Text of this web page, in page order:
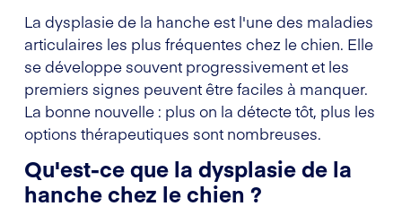
La dysplasie de la hanche est l'une des maladies
articulaires les plus fréquentes chez le chien. Elle
se développe souvent progressivement et les
premiers signes peuvent être faciles à manquer.
La bonne nouvelle : plus on la détecte tôt, plus les
options thérapeutiques sont nombreuses.
Qu'est-ce que la dysplasie de la
hanche chez le chien ?